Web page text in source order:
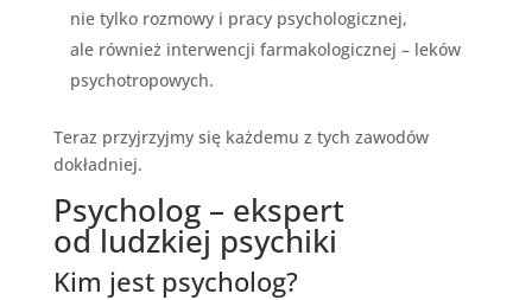
nie tylko rozmowy i pracy psychologicznej,
ale również interwencji farmakologicznej – leków
psychotropowych.
Teraz przyjrzyjmy się każdemu z tych zawodów
dokładniej.
Psycholog – ekspert
od ludzkiej psychiki
Kim jest psycholog?